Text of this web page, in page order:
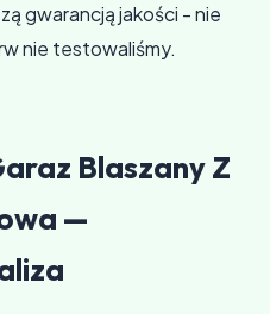
gwarancją jakości - nie
nie testowaliśmy.
Blaszany Z
—